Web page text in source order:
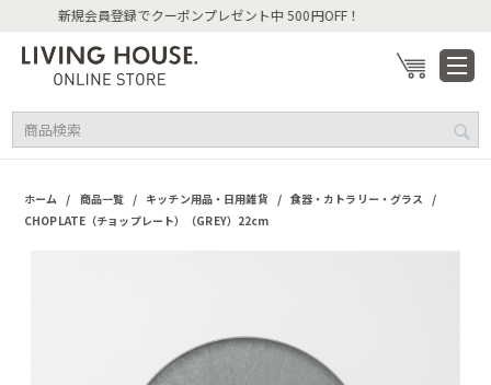
新規会員登録でクーポンプレゼント中 500円
ホーム / 商品一覧 / キッチン用品・日用雑貨 / 食器・カトラリー・グラス /
CHOPLATE（チョップレート）（GREY）22cm